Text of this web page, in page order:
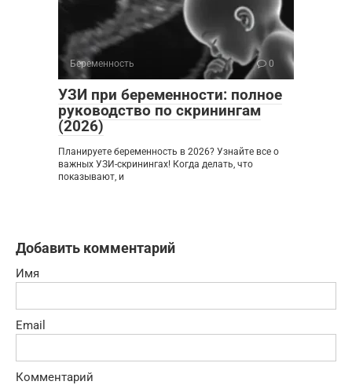
Беременность 0
УЗИ при беременности: полное
руководство по скринингам
(2026)
Планируете беременность в 2026? Узнайте все о
важных УЗИ-скринингах! Когда делать, что
показывают, и
Добавить комментарий
Имя
Email
Комментарий